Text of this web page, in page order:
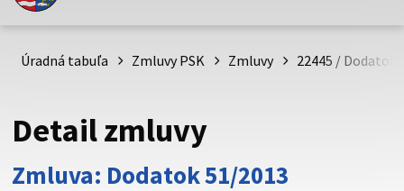
Toto je oficiálna webová stránka Prešovského
psk.sk.
Buďte pozorní a vždy sa uistite, že zdieľate informácie iba
cez zabezpečenú webovú stránku. Zabezpečená stránka
vždy začína https:// pred názvom domény webového sídla.
Úradná tabuľa Zmluvy PSK Zmluvy 22445 / Dodatok
Detail zmluvy
Zmluva: Dodatok 51/2013